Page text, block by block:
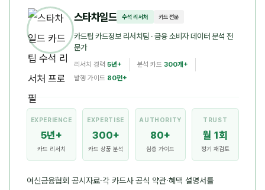
스타차일드 수석 리서처 카드 전문
카드팁 카드정보 리서치팀 · 금융 소비자 데이터 분석 전
문가
리서치 경력 5년+ 분석 카드 300개+
발행 가이드 80편+
EXPERIENCE
5년+
카드 리서치
EXPERTISE
300+
카드 상품 분석
AUTHORITY
80+
심층 가이드
TRUST
월 1회
정기 재검토
여신금융협회 공시자료·각 카드사 공식 약관·혜택 설명서를